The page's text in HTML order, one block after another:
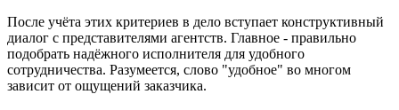
После учёта этих критериев в дело вступает конструктивный
диалог с представителями агентств. Главное - правильно
подобрать надёжного исполнителя для удобного
сотрудничества. Разумеется, слово "удобное" во многом
зависит от ощущений заказчика.